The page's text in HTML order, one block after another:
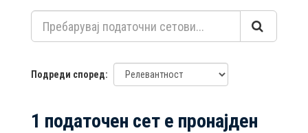
Подреди според
1 податочен сет е пронајден